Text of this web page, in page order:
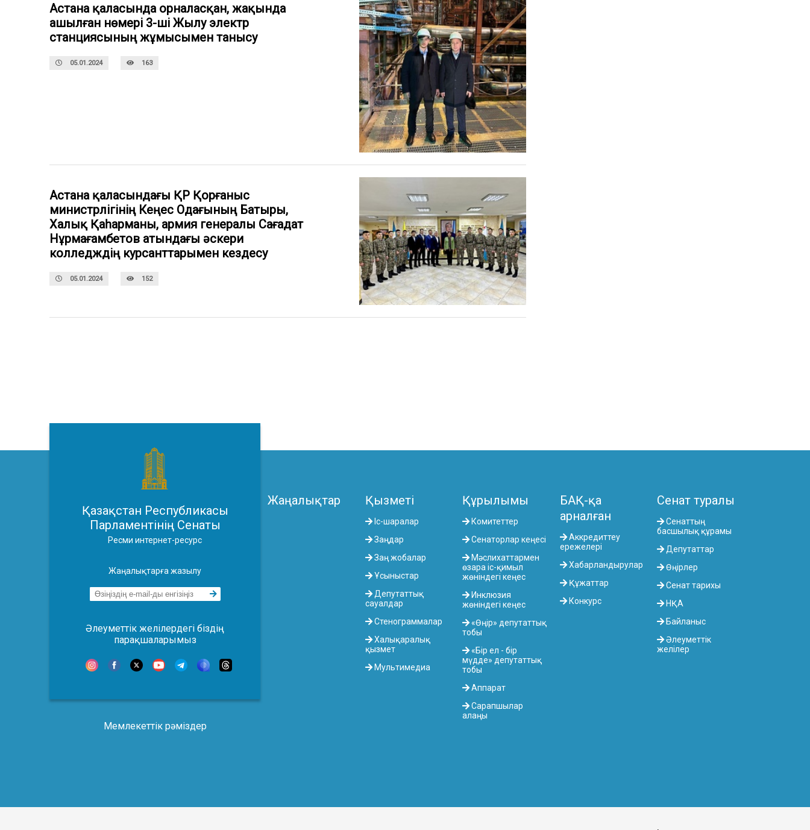
Астана қаласында орналасқан, жақында
ашылған нөмері 3-ші Жылу электр
станциясының жұмысымен танысу
05.01.2024 163
Астана қаласындағы ҚР Қорғаныс
министрлігінің Кеңес Одағының Батыры,
Халық Қаһарманы, армия генералы Сағадат
Нұрмағамбетов атындағы әскери
колледждің курсанттарымен кездесу
05.01.2024 152
Қазақстан Республикасы
Парламентінің Сенаты
Ресми интернет-ресурс
Жаңалықтарға жазылу
Әлеуметтік желілердегі біздің
парақшаларымыз
Мемлекеттік рәміздер
Жаңалықтар Қызметі
Іс-шаралар
Заңдар
Заң жобалар
Ұсыныстар
Депутаттық
сауалдар
Стенограммалар
Халықаралық
қызмет
Мультимедиа
Құрылымы
Комитеттер
Сенаторлар кеңесі
Мәслихаттармен
өзара іс-қимыл
жөніндегі кеңес
Инклюзия
жөніндегі кеңес
«Өңір» депутаттық
тобы
«Бір ел - бір
мүдде» депутаттық
тобы
Аппарат
Сарапшылар
алаңы
БАҚ-қа
арналған
Аккредиттеу
ережелері
Хабарландырулар
Құжаттар
Конкурс
Сенат туралы
Сенаттың
басшылық құрамы
Депутаттар
Өңірлер
Сенат тарихы
НҚА
Байланыс
Әлеуметтік
желілер